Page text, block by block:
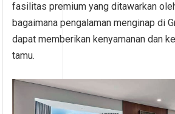
fasilitas premium yang ditawarkan
bagaimana pengalaman menginap di
dapat memberikan kenyamanan dan
tamu.